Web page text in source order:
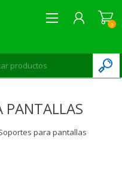
0
PANTALLAS
para pantallas